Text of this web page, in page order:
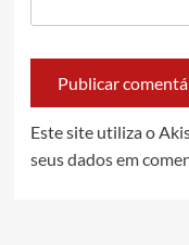
Este site utiliza o
seus dados em